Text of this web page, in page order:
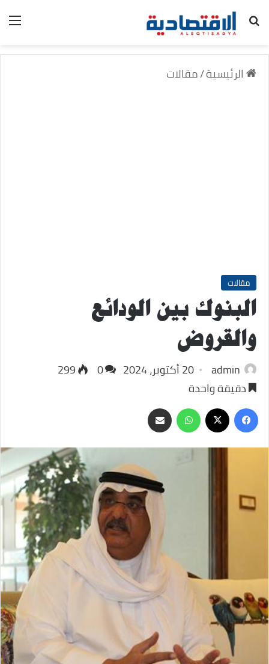
بحث عن
الرئيسية/مقالات
مقالات
البنوك بين الودائع
والقروض
admin 20 أكتوبر، 2024 0
299
دقيقة واحدة
فيسبوك
‫X واتسابمشاركة
عبر
البريد